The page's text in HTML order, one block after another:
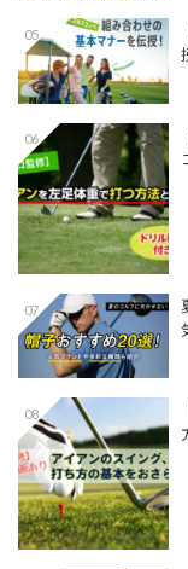
05
06
07
08